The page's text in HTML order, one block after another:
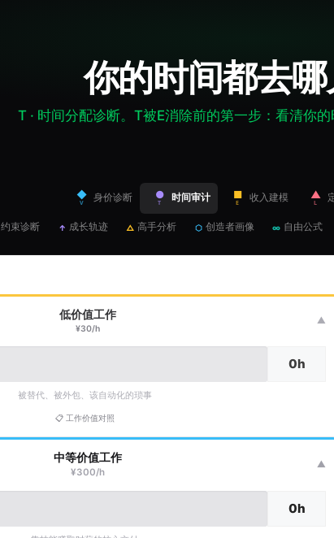
你的时间都去哪
T · 时间分配诊断。T被E消除前的第一步：看清你的
◆
V 身价诊断 ●
T 时间审计 ■
E 收入建模 ▲
L
约束诊断 ↑ 成长轨迹 △ 高手分析 ⬡ 创造者画像 ∞ 自由公式
低价值工作
¥30/h
▼
被替代、被外包、该自动化的琐事
📋 工作价值对照
中等价值工作
¥300/h
▼